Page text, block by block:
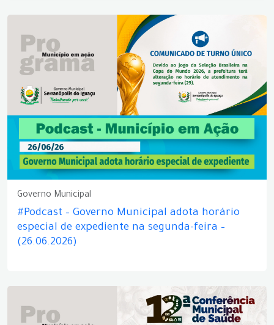
Governo Municipal
#Podcast – Governo Municipal adota horário
especial de expediente na segunda-feira –
(26.06.2026)